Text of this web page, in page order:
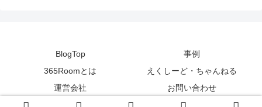
BlogTop
事例
365Roomとは
えくしーど・ちゃんねる
運営会社
お問い合わせ